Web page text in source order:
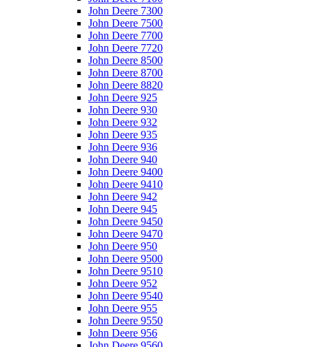
John Deere 7300
John Deere 7500
John Deere 7700
John Deere 7720
John Deere 8500
John Deere 8700
John Deere 8820
John Deere 925
John Deere 930
John Deere 932
John Deere 935
John Deere 936
John Deere 940
John Deere 9400
John Deere 9410
John Deere 942
John Deere 945
John Deere 9450
John Deere 9470
John Deere 950
John Deere 9500
John Deere 9510
John Deere 952
John Deere 9540
John Deere 955
John Deere 9550
John Deere 956